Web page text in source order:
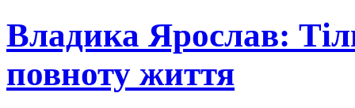
Владика Ярослав:
повноту життя